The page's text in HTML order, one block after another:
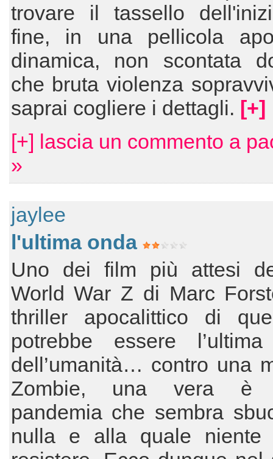
trovare il tassello
fine, in una pellicola
dinamica, non scontata
che bruta violenza
saprai cogliere i dettagli. [+]
[+] lascia un commento a
»
jaylee
l'ultima onda
Uno dei film più attesi
World War Z di Marc
thriller apocalittico di
potrebbe essere
dell’umanità… contro una
Zombie, una vera è
pandemia che sembra
nulla e alla quale niente